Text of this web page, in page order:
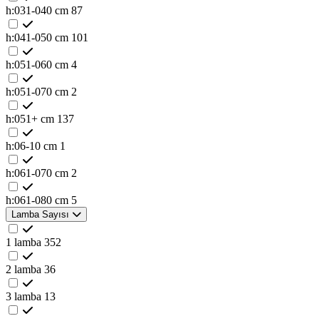
h:031-040 cm 87
h:041-050 cm 101
h:051-060 cm 4
h:051-070 cm 2
h:051+ cm 137
h:06-10 cm 1
h:061-070 cm 2
h:061-080 cm 5
Lamba Sayısı
1 lamba 352
2 lamba 36
3 lamba 13